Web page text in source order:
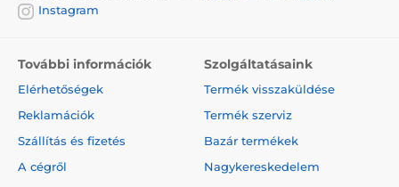
Instagram
További információk
Elérhetőségek
Reklamációk
Szállítás és fizetés
A cégről
Szolgáltatásaink
Termék visszaküldése
Termék szerviz
Bazár termékek
Nagykereskedelem